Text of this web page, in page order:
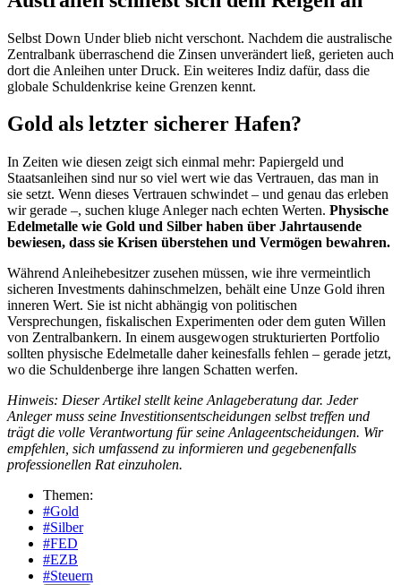
Selbst Down Under blieb nicht verschont. Nachdem die australische
Zentralbank überraschend die Zinsen unverändert ließ, gerieten auch
dort die Anleihen unter Druck. Ein weiteres Indiz dafür, dass die
globale Schuldenkrise keine Grenzen kennt.
Gold als letzter sicherer Hafen?
In Zeiten wie diesen zeigt sich einmal mehr: Papiergeld und
Staatsanleihen sind nur so viel wert wie das Vertrauen, das man in
sie setzt. Wenn dieses Vertrauen schwindet – und genau das erleben
wir gerade –, suchen kluge Anleger nach echten Werten. Physische
Edelmetalle wie Gold und Silber haben über Jahrtausende
bewiesen, dass sie Krisen überstehen und Vermögen bewahren.
Während Anleihebesitzer zusehen müssen, wie ihre vermeintlich
sicheren Investments dahinschmelzen, behält eine Unze Gold ihren
inneren Wert. Sie ist nicht abhängig von politischen
Versprechungen, fiskalischen Experimenten oder dem guten Willen
von Zentralbankern. In einem ausgewogen strukturierten Portfolio
sollten physische Edelmetalle daher keinesfalls fehlen – gerade jetzt,
wo die Schuldenberge ihre langen Schatten werfen.
Hinweis: Dieser Artikel stellt keine Anlageberatung dar. Jeder
Anleger muss seine Investitionsentscheidungen selbst treffen und
trägt die volle Verantwortung für seine Anlageentscheidungen. Wir
empfehlen, sich umfassend zu informieren und gegebenenfalls
professionellen Rat einzuholen.
Themen:
#Gold
#Silber
#FED
#EZB
#Steuern